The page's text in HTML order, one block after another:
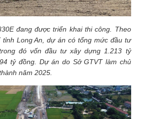
đang được triển khai thi công. Theo
tỉnh Long An, dự án có tổng mức đầu tư
đó vốn đầu tư xây dựng 1.213 tỷ
tỷ đồng. Dự án do Sở GTVT làm chủ
năm 2025.